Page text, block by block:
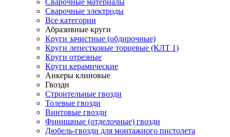
Сварочные материалы
Сварочные электроды
Все категории
Абразивные круги
Круги зачистные (обдирочные)
Круги лепестковые торцевые (КЛТ 1)
Круги отрезные
Круги керамические
Анкеры клиновые
Гвозди
Строительные гвозди
Толевые гвозди
Винтовые гвозди
Финишные (отделочные) гвозди
Дюбель-гвозди для монтажного пистолета